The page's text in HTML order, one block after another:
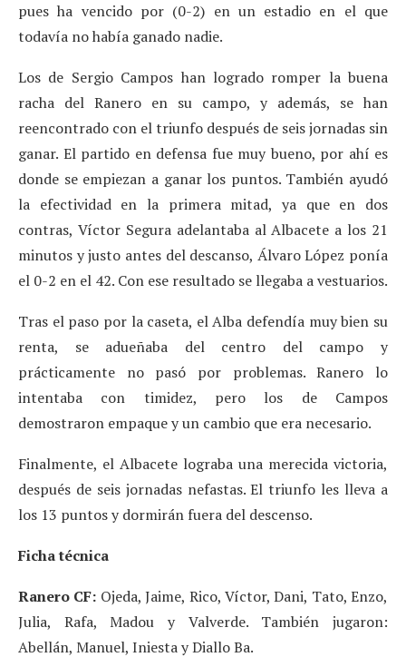
pues ha vencido por (0-2) en un estadio en el que
todavía no había ganado nadie.
Los de Sergio Campos han logrado romper la buena
racha del Ranero en su campo, y además, se han
reencontrado con el triunfo después de seis jornadas sin
ganar. El partido en defensa fue muy bueno, por ahí es
donde se empiezan a ganar los puntos. También ayudó
la efectividad en la primera mitad, ya que en dos
contras, Víctor Segura adelantaba al Albacete a los 21
minutos y justo antes del descanso, Álvaro López ponía
el 0-2 en el 42. Con ese resultado se llegaba a vestuarios.
Tras el paso por la caseta, el Alba defendía muy bien su
renta, se adueñaba del centro del campo y
prácticamente no pasó por problemas. Ranero lo
intentaba con timidez, pero los de Campos
demostraron empaque y un cambio que era necesario.
Finalmente, el Albacete lograba una merecida victoria,
después de seis jornadas nefastas. El triunfo les lleva a
los 13 puntos y dormirán fuera del descenso.
Ficha técnica
Ranero CF: Ojeda, Jaime, Rico, Víctor, Dani, Tato, Enzo,
Julia, Rafa, Madou y Valverde. También jugaron:
Abellán, Manuel, Iniesta y Diallo Ba.